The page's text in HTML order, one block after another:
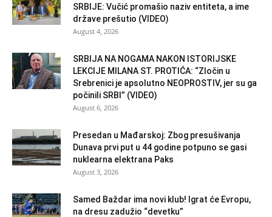
SRBIJE: Vučić promašio naziv entiteta, a ime
države prešutio (VIDEO)
August 4, 2026
SRBIJA NA NOGAMA NAKON ISTORIJSKE
LEKCIJE MILANA ST. PROTIĆA: “Zločin u
Srebrenici je apsolutno NEOPROSTIV, jer su ga
počinili SRBI” (VIDEO)
August 6, 2026
Presedan u Mađarskoj: Zbog presušivanja
Dunava prvi put u 44 godine potpuno se gasi
nuklearna elektrana Paks
August 3, 2026
Samed Baždar ima novi klub! Igrat će Evropu,
na dresu zadužio “devetku”